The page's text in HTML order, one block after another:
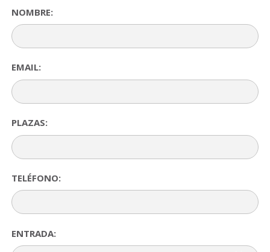
NOMBRE:
EMAIL:
PLAZAS:
TELÉFONO:
ENTRADA: